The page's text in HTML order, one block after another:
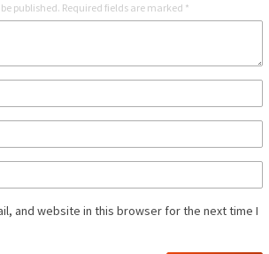
published. Required fields are marked *
and website in this browser for the next time I